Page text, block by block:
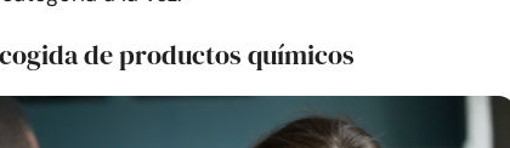
de productos químicos